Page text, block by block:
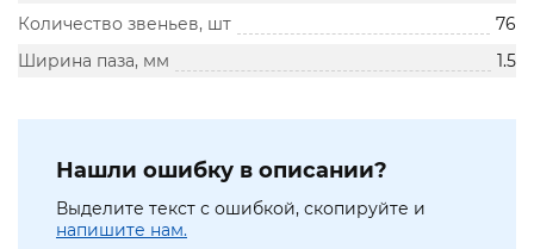
Количество звеньев, шт
76
Ширина паза, мм
1.5
Нашли ошибку в описании?
Выделите текст с ошибкой, скопируйте и
напишите нам.